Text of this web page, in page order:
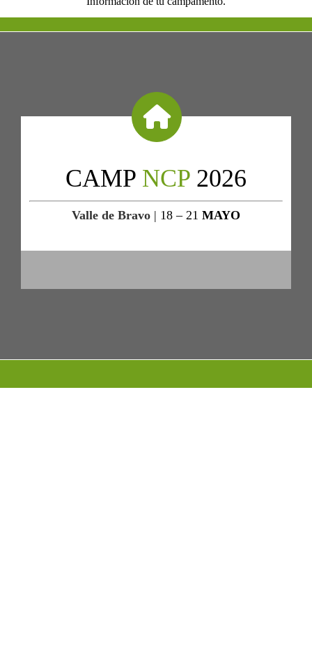
CAMP NCP 2026
Valle de Bravo | 18 – 21 MAYO